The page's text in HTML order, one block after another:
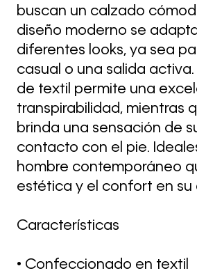
buscan un calzado
diseño moderno se
diferentes looks, ya sea
casual o una salida
de textil permite una
transpirabilidad, mientras
brinda una sensación de
contacto con el pie.
hombre contemporáneo
estética y el confort en su
Características
• Confeccionado en textil